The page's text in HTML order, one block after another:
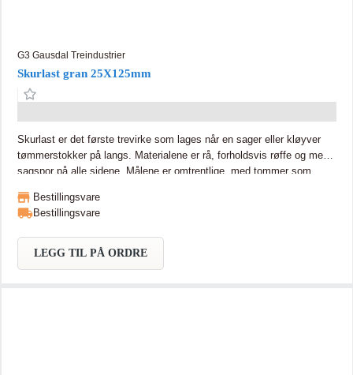
G3 Gausdal Treindustrier
Skurlast gran 25X125mm
Skurlast er det første trevirke som lages når en sager eller kløyver
tømmerstokker på langs. Materialene er rå, forholdsvis røffe og med
sagspor på alle sidene. Målene er omtrentlige, med tommer som
begrenser seg som regel til billige materialer som forskalingsbord,
grov kledning og liknende.
Bestillingsvare
Bestillingsvare
LEGG TIL PÅ ORDRE